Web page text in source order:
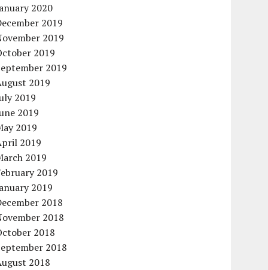
2020
2019
2019
2019
2019
2019
2019
2019
2019
2019
2019
2019
2019
2018
2018
2018
2018
2018